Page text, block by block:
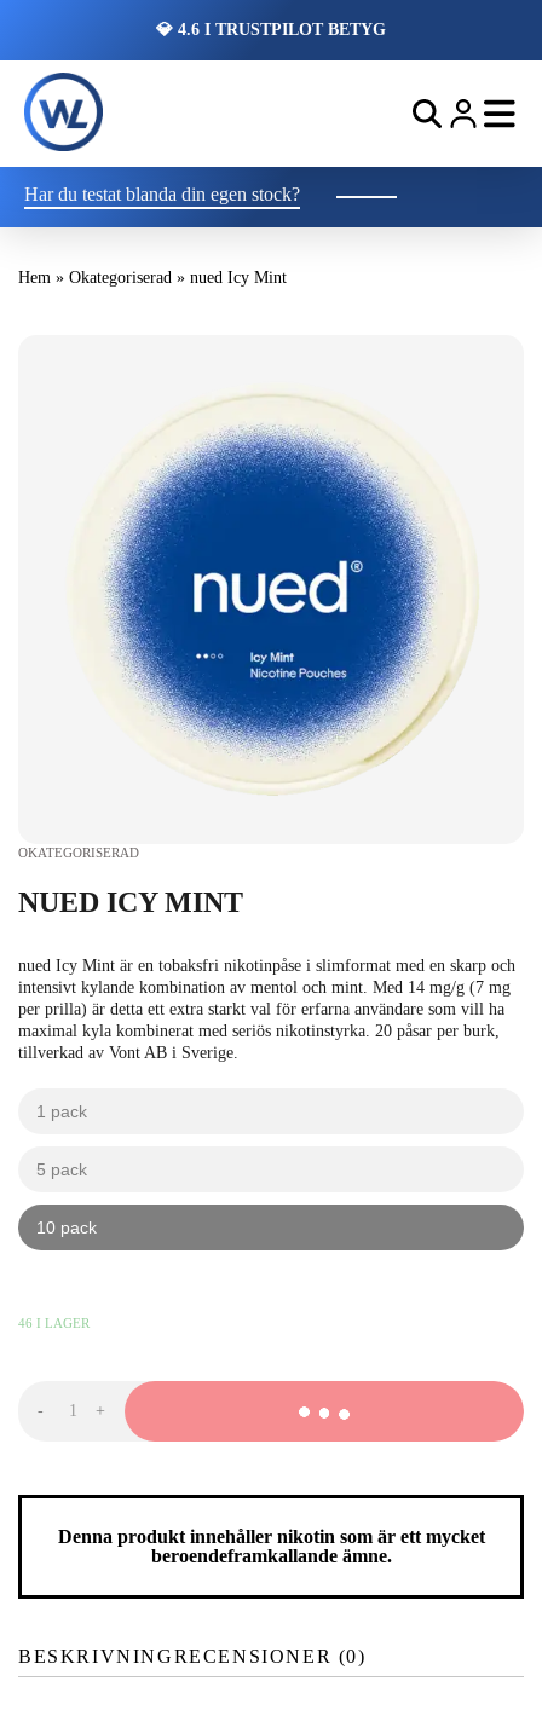
💎 4.6 I TRUSTPILOT BETYG
Har du testat blanda din egen stock?
Hem » Okategoriserad » nued Icy Mint
OKATEGORISERAD
NUED ICY MINT
nued Icy Mint är en tobaksfri nikotinpåse i slimformat med en skarp och
intensivt kylande kombination av mentol och mint. Med 14 mg/g (7 mg
per prilla) är detta ett extra starkt val för erfarna användare som vill ha
maximal kyla kombinerat med seriös nikotinstyrka. 20 påsar per burk,
tillverkad av Vont AB i Sverige.
1 pack
5 pack
10 pack
-nued
+
Denna produkt innehåller nikotin som är ett mycket
beroendeframkallande ämne.
BESKRIVNINGRECENSIONER (0)